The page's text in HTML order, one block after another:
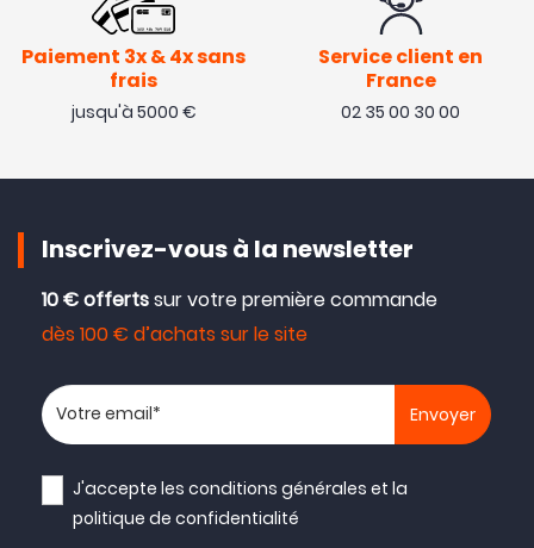
Paiement 3x & 4x sans
frais
jusqu'à 5000 €
Service client en
France
02 35 00 30 00
Inscrivez-vous à la newsletter
10 € offertssur votre première commande
dès 100 € d’achats sur le site
Votre adresse email
J'accepte lesconditions générales et la
politique de confidentialité